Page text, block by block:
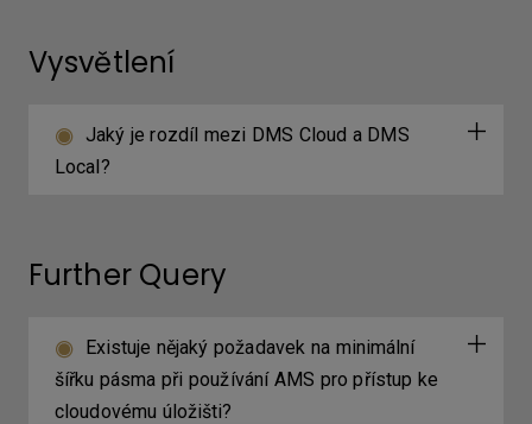
Vysvětlení
Jaký je rozdíl mezi DMS Cloud a DMS
Local?
Further Query
Existuje nějaký požadavek na minimální
šířku pásma při používání AMS pro přístup ke
cloudovému úložišti?